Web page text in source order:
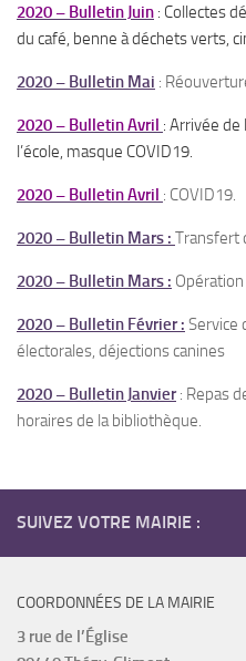
2020 – Bulletin Juin : Collectes
du café, benne à déchets verts,
2020 – Bulletin Mai :
2020 – Bulletin Avril : Arrivée
l’école, masque COVID19.
2020 – Bulletin Avril : COVID19.
2020 – Bulletin Mars : Transfert
2020 – Bulletin Mars :
2020 – Bulletin Février : Service
électorales, déjections canines
2020 – Bulletin Janvier: Repas
horaires de la bibliothèque.
SUIVEZ VOTRE MAIRIE :
COORDONNÉES DE LA MAIRIE
3 rue de l’Église